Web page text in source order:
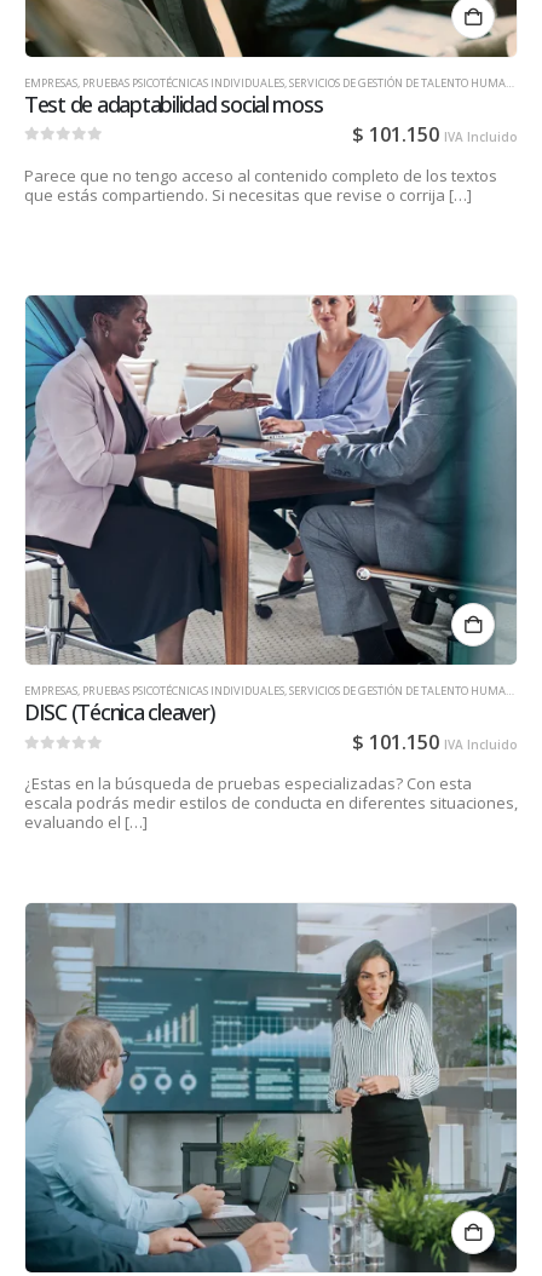
EMPRESAS, PRUEBAS PSICOTÉCNICAS INDIVIDUALES,SERVICIOS DE GESTIÓN DE TALENTO HUMANO PARA EMPRESAS
Test de adaptabilidad social moss
Parece que no tengo acceso al contenido completo de los textos
que estás compartiendo. Si necesitas que revise o corrija […]
$ 101.150 IVA Incluido
EMPRESAS, PRUEBAS PSICOTÉCNICAS INDIVIDUALES,SERVICIOS DE GESTIÓN DE TALENTO HUMANO PARA EMPRESAS
DISC (Técnica cleaver)
¿Estas en la búsqueda de pruebas especializadas? Con esta
escala podrás medir estilos de conducta en diferentes situaciones,
evaluando el […]
$ 101.150 IVA Incluido